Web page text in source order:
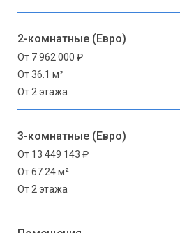
2-комнатные (Евро)
От 7 962 000 ₽
От 36.1 м²
От 2 этажа
3-комнатные (Евро)
От 13 449 143 ₽
От 67.24 м²
От 2 этажа